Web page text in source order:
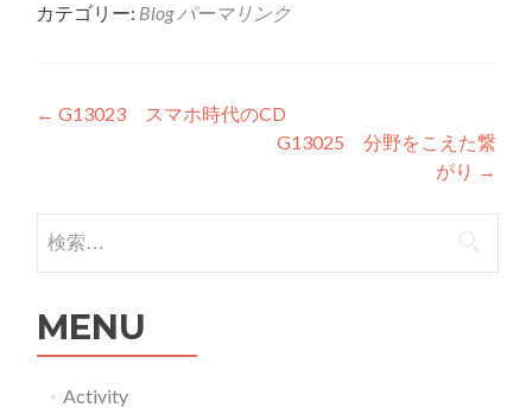
カテゴリー: Blog パーマリンク
投稿ナビゲーション
← G13023 スマホ時代のCD
G13025 分野をこえた繋
がり →
検索:
MENU
Activity